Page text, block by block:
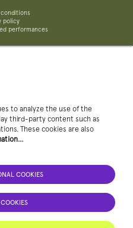
conditions
policy
performances
to analyze the use of the
third-party content such as
These cookies are also
COOKIES